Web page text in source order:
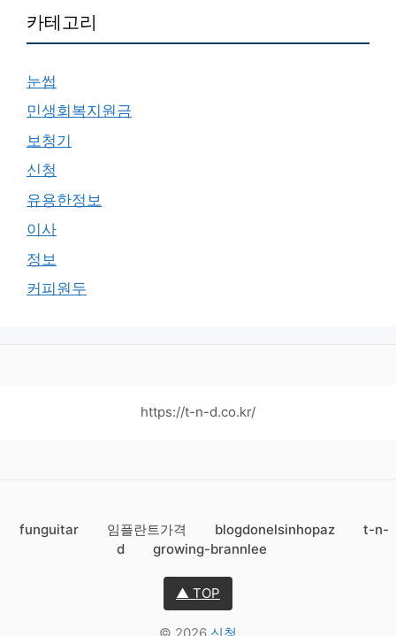
카테고리
눈썹
민생회복지원금
보청기
신청
유용한정보
이사
정보
커피원두
https://t-n-d.co.kr/
funguitar 임플란트가격 blogdonelsinhopaz
t-n-
d
growing-brannlee
▲ TOP